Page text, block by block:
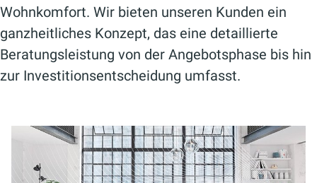
Wohnkomfort. Wir bieten unseren Kunden ein
ganzheitliches Konzept, das eine detaillierte
Beratungsleistung von der Angebotsphase bis hin
zur Investitionsentscheidung umfasst.